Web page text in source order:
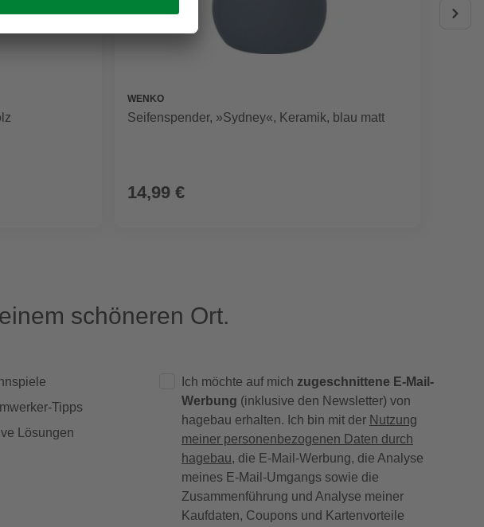
WENKO
Seifenspender, »Sydney«, Keramik, blau matt
14,99 €
schöneren Ort.
Tipps
Lösungen
Ich möchte auf mich zugeschnittene E-Mail-
Werbung (inklusive den Newsletter) von
hagebau erhalten. Ich bin mit der Nutzung
meiner personenbezogenen Daten durch
hagebau, die E-Mail-Werbung, die Analyse
meines E-Mail-Umgangs sowie die
Zusammenführung und Analyse meiner
Kaufdaten, Coupons und Kartenvorteile